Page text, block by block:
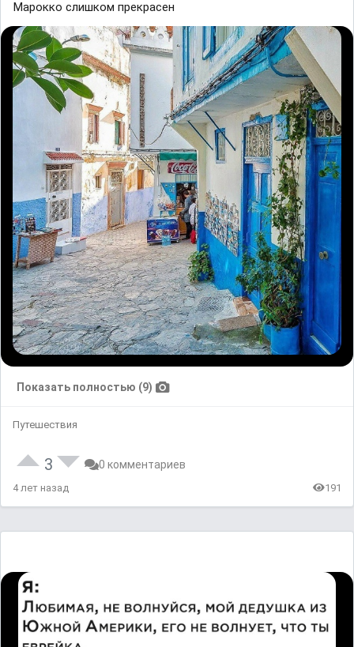
Maрoккo cлишкoм прекрасен
Показать полностью (9)
Путешествия
3 0 комментариев
4 лет назад 191